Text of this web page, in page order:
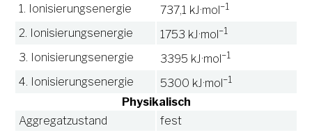
1. Ionisierungsenergie 737,1 kJ·mol −1
2. Ionisierungsenergie 1753 kJ·mol −1
3. Ionisierungsenergie 3395 kJ·mol −1
4. Ionisierungsenergie 5300 kJ·mol −1
Physikalisch
Aggregatzustand
fest